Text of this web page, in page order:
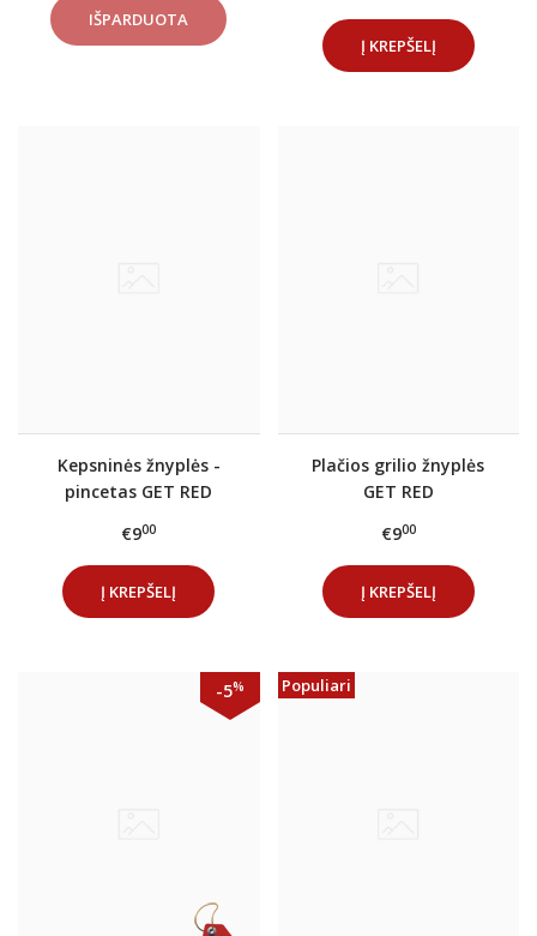
Į KREPŠELĮ
Kepsninės žnyplės -
pincetas GET RED
€900
Į KREPŠELĮ
Plačios grilio žnyplės
GET RED
€900
Į KREPŠELĮ
-5% Populiari